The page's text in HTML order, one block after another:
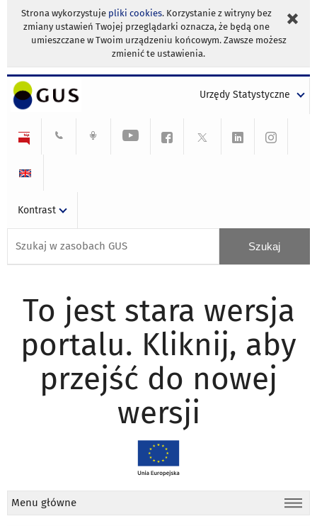
Strona wykorzystuje pliki cookies. Korzystanie z witryny bez
zmiany ustawień Twojej przeglądarki oznacza, że będą one
umieszczane w Twoim urządzeniu końcowym. Zawsze możesz
zmienić te ustawienia.
Urzędy Statystyczne
Kontrast
To jest stara wersja
portalu. Kliknij, aby
przejść do nowej
wersji
Menu główne